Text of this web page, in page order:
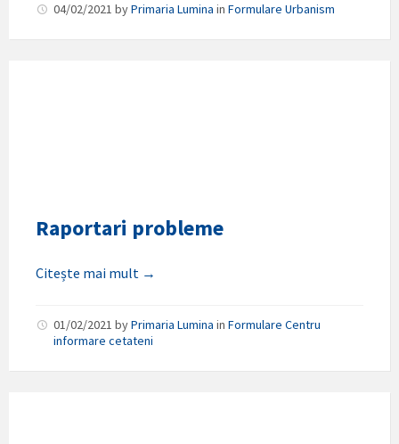
04/02/2021 byPrimaria Lumina in Formulare Urbanism
Raportari probleme
Citește mai mult →
01/02/2021 byPrimaria Lumina in Formulare Centru
informare cetateni